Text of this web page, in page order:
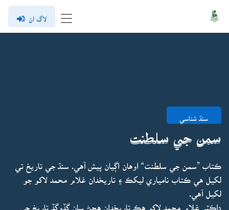
لاگ ان
سنڌ شناسي
سمن جي سلطنت
ڪتاب ”سمن جي سلطنت“ اوهان اڳيان پيش آهي. سنڌ جي تاريخ تي
لکيل هي ڪتاب نامياري ليکڪ ۽ تاريخدان غلام محمد لاکو جو
لکيل آهي.
ڊاڪٽر غلام محمد لاکو هڪ تاريخدان هجڻ سان گڏوگڏ تاريخ جي